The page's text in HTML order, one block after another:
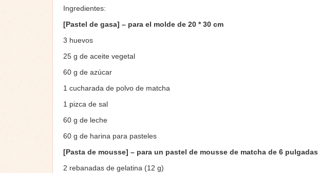
Ingredientes:
[Pastel de gasa] – para el molde de 20 * 30 cm
3 huevos
25 g de aceite vegetal
60 g de azúcar
1 cucharada de polvo de matcha
1 pizca de sal
60 g de leche
60 g de harina para pasteles
[Pasta de mousse] – para un pastel de mousse de matcha de 6 pulgadas
2 rebanadas de gelatina (12 g)